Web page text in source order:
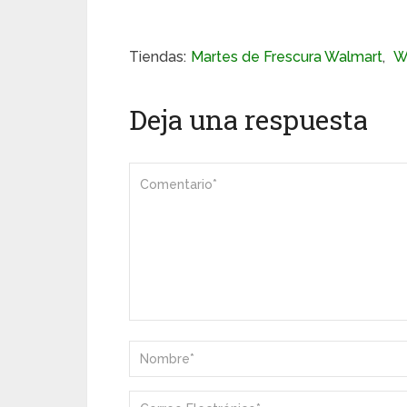
Tiendas: Martes de Frescura Walmart,
Deja una respuesta